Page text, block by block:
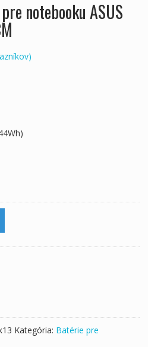
notebooku ASUS
Kategória: Batérie pre